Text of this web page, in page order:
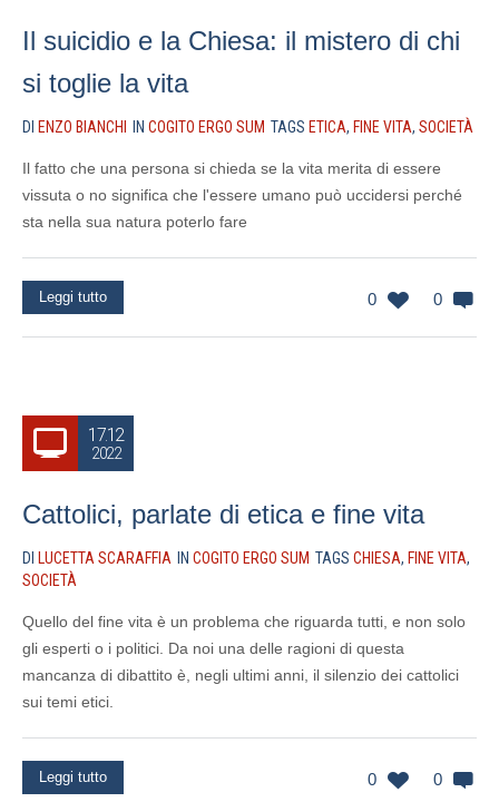
Il suicidio e la Chiesa: il mistero di chi
si toglie la vita
DI ENZO BIANCHI IN COGITO ERGO SUM TAGS ETICA, FINE VITA, SOCIETÀ
Il fatto che una persona si chieda se la vita merita di essere
vissuta o no significa che l'essere umano può uccidersi perché
sta nella sua natura poterlo fare
0 0
Leggi tutto
17.12
2022
Cattolici, parlate di etica e fine vita
DI LUCETTA SCARAFFIA IN COGITO ERGO SUM TAGS CHIESA, FINE VITA,
SOCIETÀ
Quello del fine vita è un problema che riguarda tutti, e non solo
gli esperti o i politici. Da noi una delle ragioni di questa
mancanza di dibattito è, negli ultimi anni, il silenzio dei cattolici
sui temi etici.
0 0
Leggi tutto